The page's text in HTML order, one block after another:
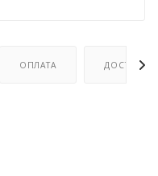
ОПЛАТА ДОСТАВКА